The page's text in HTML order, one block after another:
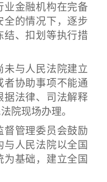
业金融机构在完备
全的情况下，逐步
结、扣划等执行措
与人民法院建立
者协助事项不能通
据法律、司法解释
院现场办理。
管理委员会鼓励
人民法院以全国
基础，建立全国